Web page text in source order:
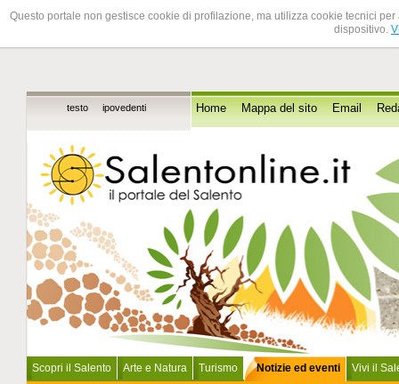
Questo portale non gestisce cookie di profilazione, ma utilizza cookie tecnici
dispositivo.
testo ipovedenti Home Mappa del sito Email
Scopri il Salento Arte e Natura Turismo
Notizie ed eventi
Vivi il